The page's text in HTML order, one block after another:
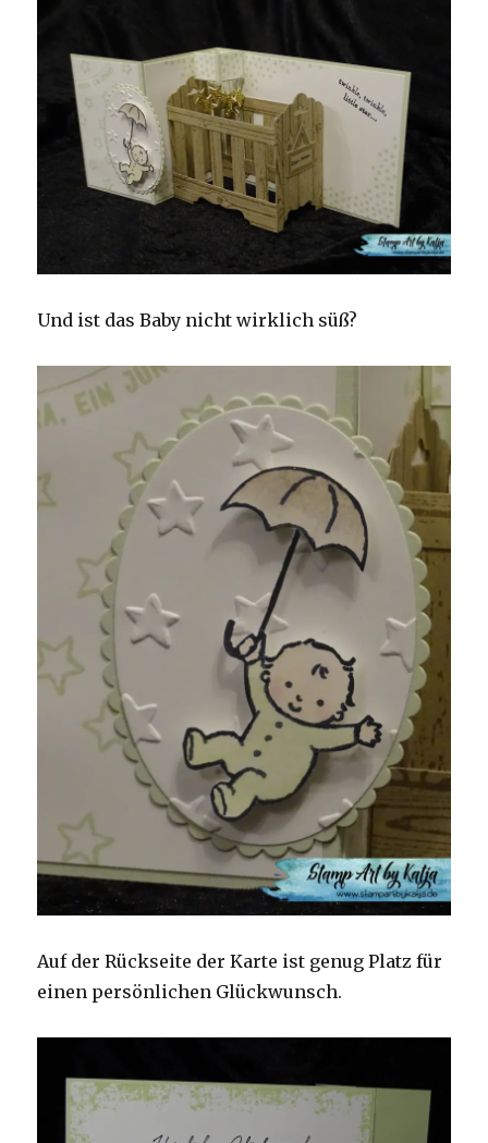
Und ist das Baby nicht wirklich süß?
Auf der Rückseite der Karte ist genug Platz für
einen persönlichen Glückwunsch.